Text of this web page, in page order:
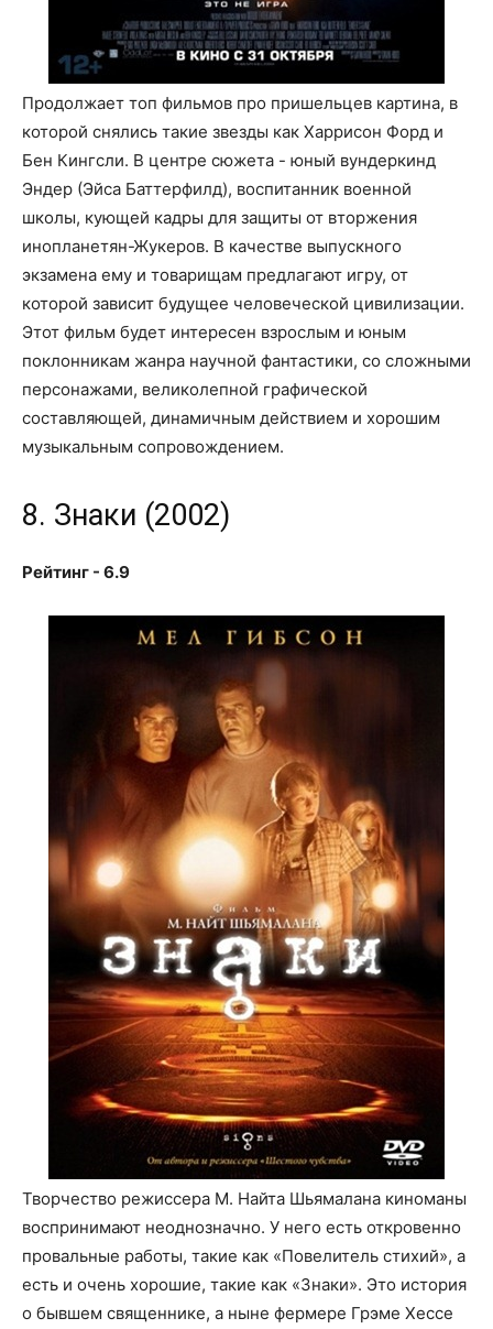
Продолжает топ фильмов про пришельцев картина, в
которой снялись такие звезды как Харрисон Форд и
Бен Кингсли. В центре сюжета - юный вундеркинд
Эндер (Эйса Баттерфилд), воспитанник военной
школы, кующей кадры для защиты от вторжения
инопланетян-Жукеров. В качестве выпускного
экзамена ему и товарищам предлагают игру, от
которой зависит будущее человеческой цивилизации.
Этот фильм будет интересен взрослым и юным
поклонникам жанра научной фантастики, со сложными
персонажами, великолепной графической
составляющей, динамичным действием и хорошим
музыкальным сопровождением.
8. Знаки (2002)
Рейтинг - 6.9
Творчество режиссера М. Найта Шьямалана киноманы
воспринимают неоднозначно. У него есть откровенно
провальные работы, такие как «Повелитель стихий», а
есть и очень хорошие, такие как «Знаки». Это история
о бывшем священнике, а ныне фермере Грэме Хессе